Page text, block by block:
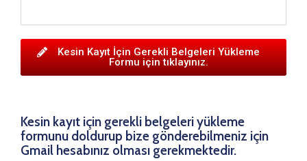
Kesin Kayıt İçin Gerekli Belgeleri Yükleme
Formu için tıklayınız.
Kesin kayıt için gerekli belgeleri yükleme
formunu doldurup bize gönderebilmeniz için
Gmail hesabınız olması gerekmektedir.